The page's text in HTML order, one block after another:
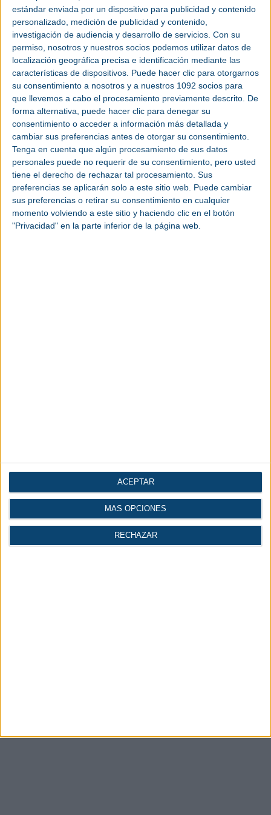
estándar enviada por un dispositivo para publicidad y contenido
personalizado, medición de publicidad y contenido,
investigación de audiencia y desarrollo de servicios. Con su
permiso, nosotros y nuestros socios podemos utilizar datos de
localización geográfica precisa e identificación mediante las
características de dispositivos. Puede hacer clic para otorgarnos
su consentimiento a nosotros y a nuestros 1092 socios para
que llevemos a cabo el procesamiento previamente descrito. De
forma alternativa, puede hacer clic para denegar su
consentimiento o acceder a información más detallada y
cambiar sus preferencias antes de otorgar su consentimiento.
Tenga en cuenta que algún procesamiento de sus datos
personales puede no requerir de su consentimiento, pero usted
tiene el derecho de rechazar tal procesamiento. Sus
preferencias se aplicarán solo a este sitio web. Puede cambiar
sus preferencias o retirar su consentimiento en cualquier
momento volviendo a este sitio y haciendo clic en el botón
"Privacidad" en la parte inferior de la página web.
MÁS OPCIONES
RECHAZAR
ACEPTAR
Covid-19, C&R 2021 se presenta como un evento estratégico para dinamizar
la actividad comercial, para conocer las tendencias y líneas de avance de esta
industriay, muy especialmente, para recobrar la normalidad y permitir a
empresas y profesionales reanudar el tan necesario contacto personal. Todo
ello en marco de uno de los principales referentes internacionales de los
sectores de Climatización,Ventilación ,Frio Industrialy Comercial,
Calefacción
Fontanería
, que congregó, en su última edición, a 614
empresas de 25 países y 54.781 visitantes profesionales, con una cuota de
internacionalidad del 11% y presencia de 88 países.
Bajo el lema “Juntos creamos bienestar”, el proyecto para C&R 2021 mantiene
su estructura habitual. Por un lado, la exposición comercial que mostrará la
capacidad de innovación tecnológica y la apuesta por la
eficiencia energética de las empresas a lo largo de tres pabellones. En este
sentido, el sector de Climatización se situará en el pabellón 10; Refrigeración,
en el Pabellón 8, y Calefacción y Fontanería, en el pabellón 6. La
comercialización de espacios arrancará en la segunda quincena de este mes
de febrero.
Por otra parte, la feria está preparando la plataforma digital C&R CONNECT
que ofrecerá un eficaz complemento para gestión de citas, el B2B, y el
seguimiento de contenidos a través de la app.
En lo que se refiere a las actividades, se está trabajando en un renovado
formato para programa de Jornadas Técnicas, Foro C&R y en una
convocatoria de la Galería de Innovación que, una vez más, se hará eco de
las últimas novedades, con el fin de estimular y dar visibilidad al I+D+i